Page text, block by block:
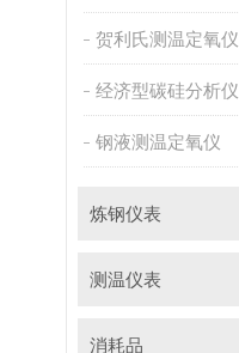
贺利氏测温定氧仪
经济型碳硅分析仪
钢液测温定氧仪
炼钢仪表
测温仪表
消耗品